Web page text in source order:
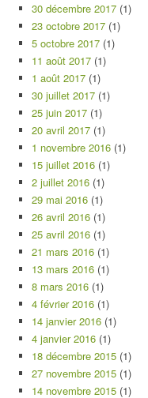
30 décembre 2017 (1)
23 octobre 2017 (1)
5 octobre 2017 (1)
11 août 2017 (1)
1 août 2017 (1)
30 juillet 2017 (1)
25 juin 2017 (1)
20 avril 2017 (1)
1 novembre 2016 (1)
15 juillet 2016 (1)
2 juillet 2016 (1)
29 mai 2016 (1)
26 avril 2016 (1)
25 avril 2016 (1)
21 mars 2016 (1)
13 mars 2016 (1)
8 mars 2016 (1)
4 février 2016 (1)
14 janvier 2016 (1)
4 janvier 2016 (1)
18 décembre 2015 (1)
27 novembre 2015 (1)
14 novembre 2015 (1)